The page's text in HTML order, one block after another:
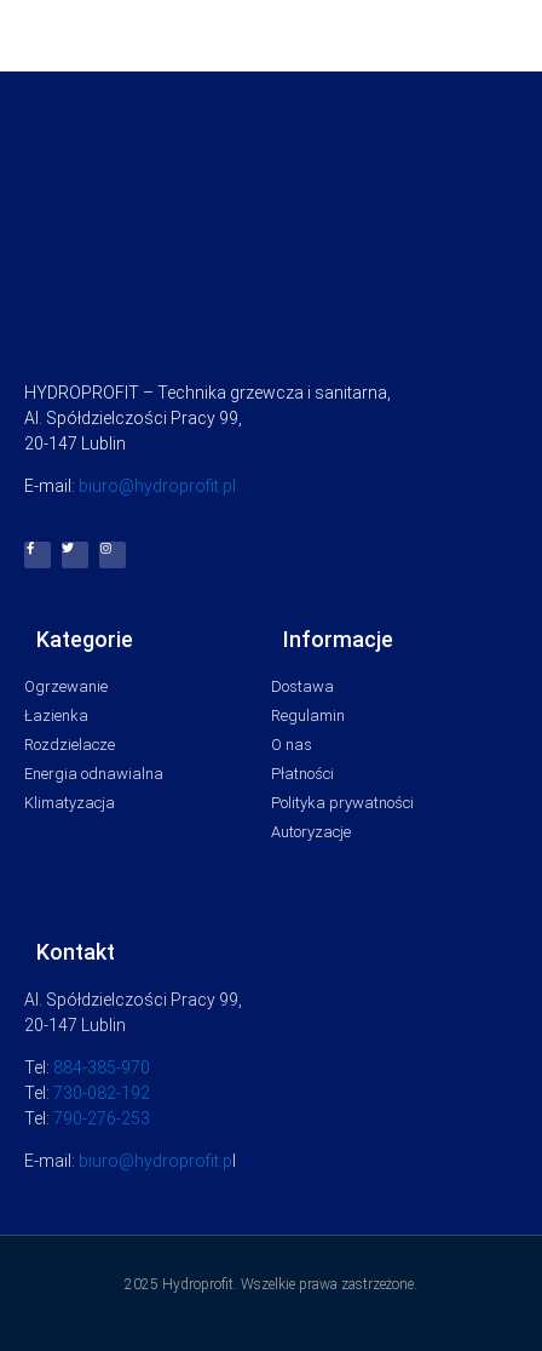
HYDROPROFIT – Technika grzewcza i sanitarna,
Al. Spółdzielczości Pracy 99,
20-147 Lublin
E-mail: biuro@hydroprofit.pl
Kategorie
Ogrzewanie
Łazienka
Rozdzielacze
Energia odnawialna
Klimatyzacja
Informacje
Dostawa
Regulamin
O nas
Płatności
Polityka prywatności
Autoryzacje
Kontakt
Al. Spółdzielczości Pracy 99,
20-147 Lublin
Tel: 884-385-970
Tel: 730-082-192
Tel: 790-276-253
E-mail: biuro@hydroprofit.p
2025 Hydroprofit. Wszelkie prawa zastrzeżone.